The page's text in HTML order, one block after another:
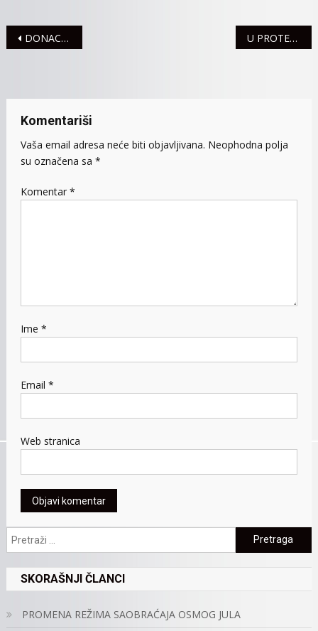
Navigacija
DONACIJA KOMPANIJE HEALTH CARE – RUMA U PROTEKLOM DANU ZABELEŽENA JEDNA SAOBRAĆAJNA NEZGODA
Komentariši
Vaša email adresa neće biti objavljivana. Neophodna polja
su označena sa *
Komentar *
Ime *
Email *
Web stranica
Pretraga:
SKORAŠNJI ČLANCI
PROMENA REŽIMA SAOBRAĆAJA OSMOG JULA